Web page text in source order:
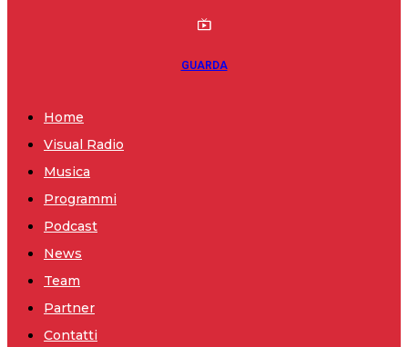
GUARDA
Home
Visual Radio
Musica
Programmi
Podcast
News
Team
Partner
Contatti